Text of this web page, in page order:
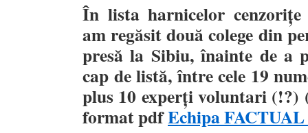
În lista harnicelor
am regăsit două colege din
presă la Sibiu, înainte de a
cap de listă, între cele 19
plus 10 experți voluntari
format pdfEchipa